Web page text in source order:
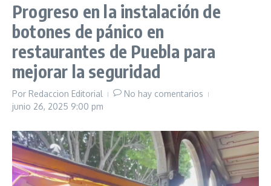
Progreso en la instalación de
botones de pánico en
restaurantes de Puebla para
mejorar la seguridad
Por Redaccion Editorial
No hay comentarios
junio 26, 2025 9:00 pm